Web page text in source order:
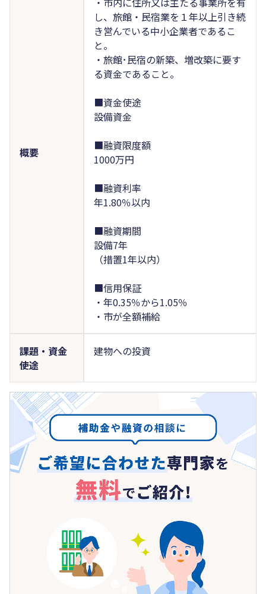
概要
し、旅館・民宿業を１年以上引き続
き営んでいる中小企業者であるこ
と。
・旅館･民宿の新築、増改築に要す
る資金であること。
■資金使途
設備資金
■融資限度額
1000万円
■融資利率
年1.80％以内
■融資期間
設備7年
（措置1年以内）
■信用保証
・年0.35％から1.05％
・市が全額補給
課題・資金
使途
建物への投資